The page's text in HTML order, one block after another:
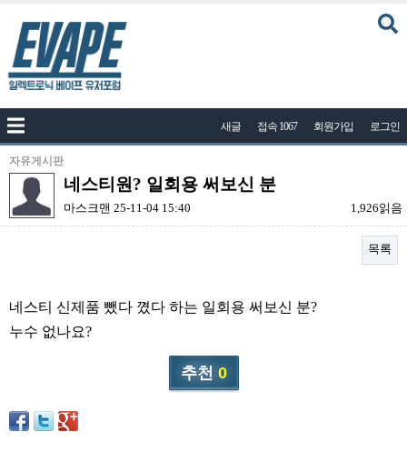
공지사항
나눔이벤트
자유게시판
질문답변
액상
새글 접속 1067 회원가입 로그인
자유게시판
네스티원? 일회용 써보신 분
마스크맨 25-11-04 15:40 1,926읽음
목록
네스티 신제품 뺐다 꼈다 하는 일회용 써보신 분?
누수 없나요?
추천 0